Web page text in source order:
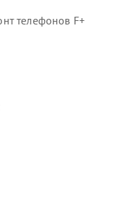
телефонов F+